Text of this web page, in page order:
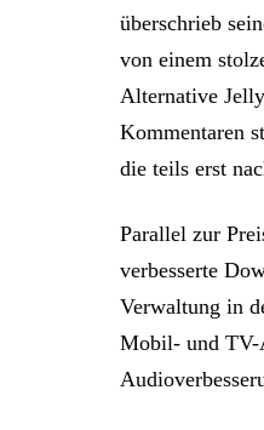
überschrieb
von einem
Alternative
Kommentaren
die teils erst
Parallel zur
verbesserte
Verwaltung in
Mobil- und TV-